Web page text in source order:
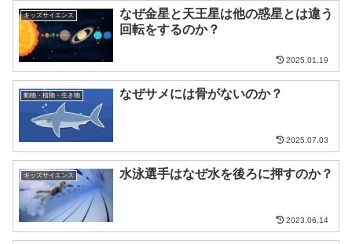
キッズサイエンス
なぜ金星と天王星は他の惑星とは違う
回転をするのか？
2025.01.19
動物・植物・生き物 なぜサメには骨がないのか？
2025.07.03
キッズサイエンス 水泳選手はなぜ水を後ろに押すのか？
2023.06.14